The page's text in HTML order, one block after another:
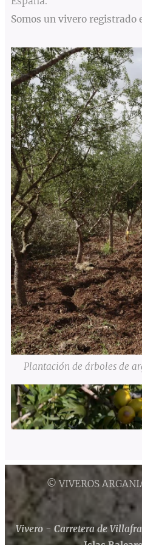
Somos un vivero registrado
Plantación de árboles de
© VIVEROS
Vivero - Carretera de